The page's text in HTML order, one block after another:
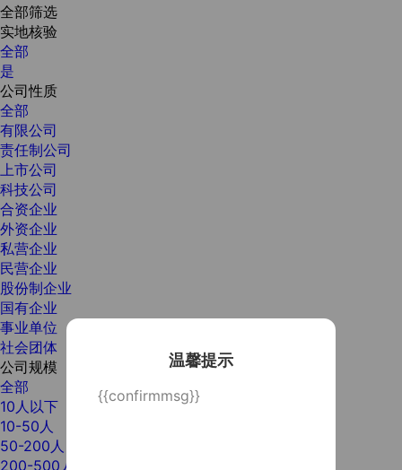
温馨提示
{{confirmmsg}}
全部筛选
实地核验
全部
是
公司性质
全部
有限公司
责任制公司
上市公司
科技公司
合资企业
外资企业
私营企业
民营企业
股份制企业
国有企业
事业单位
社会团体
公司规模
全部
10人以下
10-50人
50-200人
200-500人